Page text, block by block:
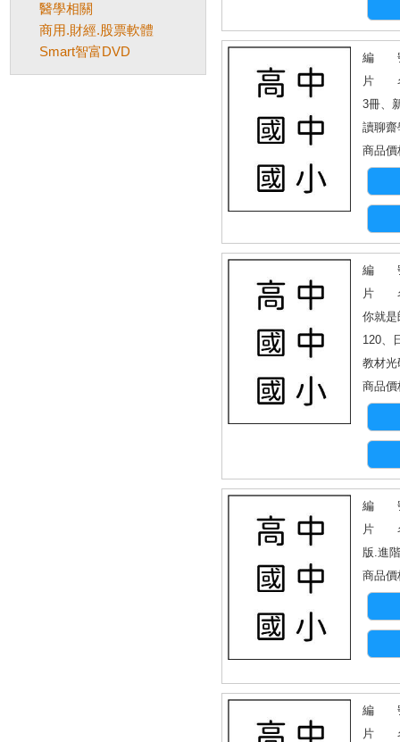
醫學相關
商用.財經.股票軟體
Smart智富DVD
編 號
片 名
3冊、
讀聊齋
商品價
編 號
片 名
你就是
120、
教材光
商品價
編 號
片 名
版.進
商品價
編 號
片 名